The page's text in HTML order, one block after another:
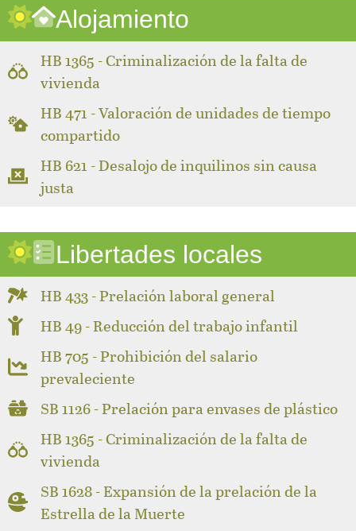
Alojamiento
HB 1365 - Criminalización de la falta de
vivienda
HB 471 - Valoración de unidades de tiempo
compartido
HB 621 - Desalojo de inquilinos sin causa
justa
Libertades locales
HB 433 - Prelación laboral general
HB 49 - Reducción del trabajo infantil
HB 705 - Prohibición del salario
prevaleciente
SB 1126 - Prelación para envases de plástico
HB 1365 - Criminalización de la falta de
vivienda
SB 1628 - Expansión de la prelación de la
Estrella de la Muerte